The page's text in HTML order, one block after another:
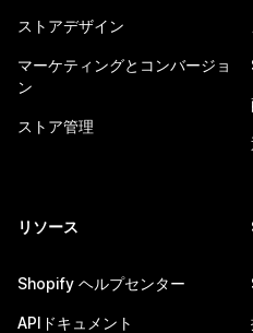
ストアデザイン
マーケティングとコンバージョ
ン
ストア管理
リソース
Shopify ヘルプセンター
APIドキュメント